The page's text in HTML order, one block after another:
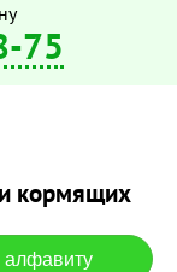
75
кормящих
алфавиту